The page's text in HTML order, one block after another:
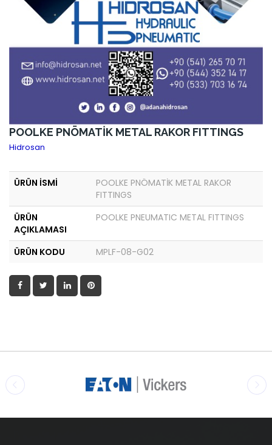
POOLKE PNÖMATİK METAL RAKOR FITTINGS
Hidrosan
ÜRÜN İSMİ
POOLKE PNÖMATİK METAL RAKOR
FITTINGS
ÜRÜN
AÇIKLAMASI
POOLKE PNEUMATIC METAL FITTINGS
ÜRÜN KODU MPLF-08-G02